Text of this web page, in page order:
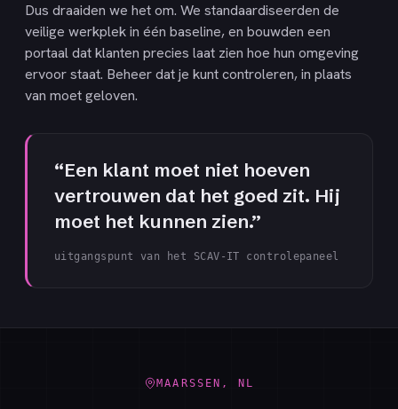
Dus draaiden we het om. We standaardiseerden de
veilige werkplek in één baseline, en bouwden een
portaal dat klanten precies laat zien hoe hun omgeving
ervoor staat. Beheer dat je kunt controleren, in plaats
van moet geloven.
“Een klant moet niet hoeven
vertrouwen dat het goed zit. Hij
moet het kunnen zien.”
uitgangspunt van het SCAV-IT controlepaneel
MAARSSEN, NL